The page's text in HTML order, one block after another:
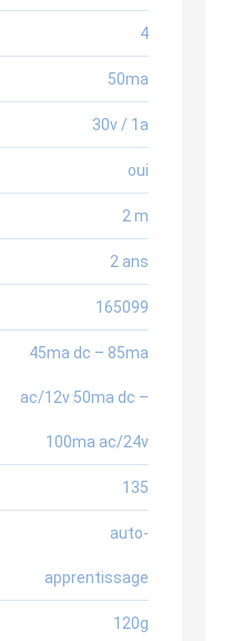
4
50ma
30v / 1a
oui
2 m
2 ans
165099
45ma dc – 85ma
ac/12v 50ma dc –
100ma ac/24v
135
auto-
apprentissage
120g